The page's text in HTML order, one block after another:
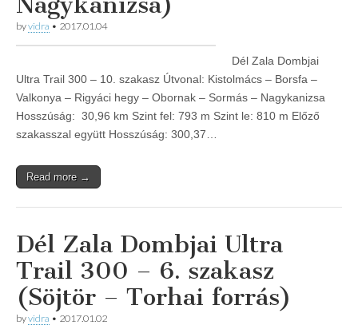
byvidra • 2017.01.04
Dél Zala Dombjai
Ultra Trail 300 – 10. szakasz Útvonal: Kistolmács – Borsfa –
Valkonya – Rigyáci hegy – Obornak – Sormás – Nagykanizsa
Hosszúság: 30,96 km Szint fel: 793 m Szint le: 810 m Előző
szakasszal együtt Hosszúság: 300,37…
Read more →
Dél Zala Dombjai Ultra
Trail 300 – 6. szakasz
(Söjtör – Torhai forrás)
byvidra • 2017.01.02